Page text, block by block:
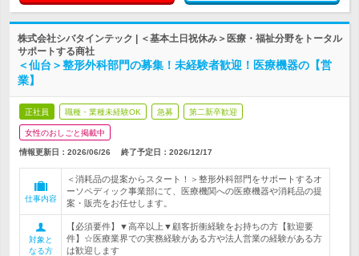
株式会社シバタインテック | ＜基本土日祝休み＞医療・福祉分野をトータル
サポートする商社
＜仙台＞整形外科部門の募集！未経験者歓迎！医療機器の【営
業】
正社員 職種・業種未経験OK 急募 第二新卒歓迎
女性のおしごと掲載中
情報更新日：2026/06/26 終了予定日： 2026/12/17
仕事内容
＜消耗品の提案からスタート！＞整形外科部門をサポートするオ
ーソペディック事業部にて、医療機関への医療機器や消耗品の提
案・販売をお任せします。
対象と
なる方
【必須要件】▼高卒以上▼顧客折衝経験をお持ちの方【歓迎要
件】☆医療業界での実務経験がある方や法人営業の経験がある方
は歓迎します